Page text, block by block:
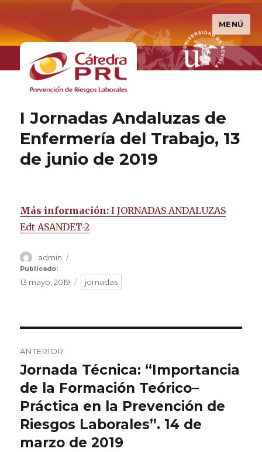
Cátedra PRL
MENÚ
I Jornadas Andaluzas de
Enfermería del Trabajo, 13
de junio de 2019
Más información: I JORNADAS ANDALUZAS
Edt ASANDET-2
Autor
admin
Publicado:
13 mayo, 2019 Etiquetas
jornadas
de
entradas
ANTERIOR
Entrada
anterior:
Jornada Técnica: “Importancia
de la Formación Teórico–
Práctica en la Prevención de
Riesgos Laborales”. 14 de
marzo de 2019